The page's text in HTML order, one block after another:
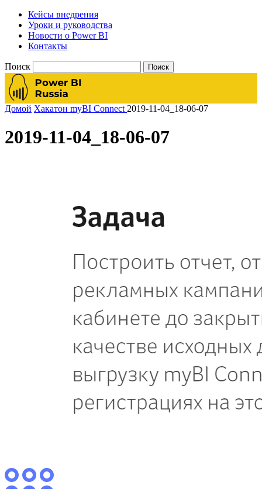
Кейсы внедрения
Уроки и руководства
Новости о Power BI
Контакты
Поиск
Домой Хакатон myBI Connect 2019-11-04_18-06-07
2019-11-04_18-06-07